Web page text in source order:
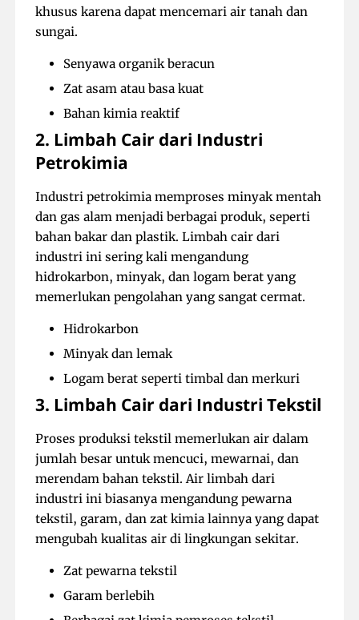
khusus karena dapat mencemari air tanah dan
sungai.
Senyawa organik beracun
Zat asam atau basa kuat
Bahan kimia reaktif
2. Limbah Cair dari Industri
Petrokimia
Industri petrokimia memproses minyak mentah
dan gas alam menjadi berbagai produk, seperti
bahan bakar dan plastik. Limbah cair dari
industri ini sering kali mengandung
hidrokarbon, minyak, dan logam berat yang
memerlukan pengolahan yang sangat cermat.
Hidrokarbon
Minyak dan lemak
Logam berat seperti timbal dan merkuri
3. Limbah Cair dari Industri Tekstil
Proses produksi tekstil memerlukan air dalam
jumlah besar untuk mencuci, mewarnai, dan
merendam bahan tekstil. Air limbah dari
industri ini biasanya mengandung pewarna
tekstil, garam, dan zat kimia lainnya yang dapat
mengubah kualitas air di lingkungan sekitar.
Zat pewarna tekstil
Garam berlebih